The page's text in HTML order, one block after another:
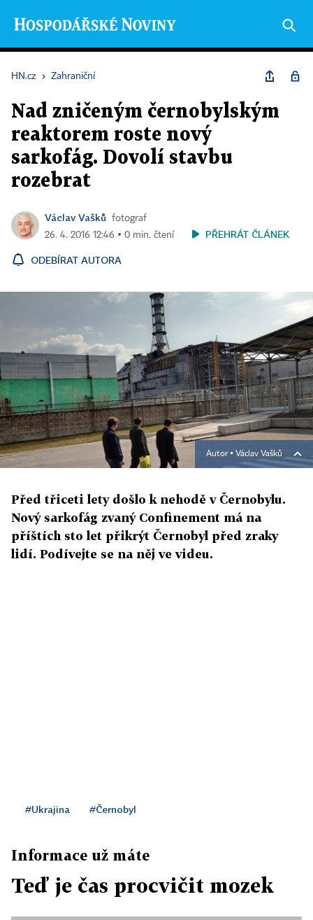
HN.cz › Zahraniční
Nad zničeným černobylským
reaktorem roste nový
sarkofág. Dovolí stavbu
rozebrat
Václav Vašků
fotograf
26. 4. 2016 12:46 ▪ 0 min. čtení
PŘEHRÁT ČLÁNEK
ODEBÍRAT AUTORA
Autor ▪ Václav Vašků
Před třiceti lety došlo k nehodě v Černobylu.
Nový sarkofág zvaný Confinement má na
příštích sto let přikrýt Černobyl před zraky
lidí. Podívejte se na něj ve videu.
#Ukrajina #Černobyl
Informace už máte
Teď je čas procvičit mozek